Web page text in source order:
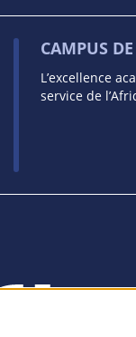
CAMPUS
L’excellence
service de